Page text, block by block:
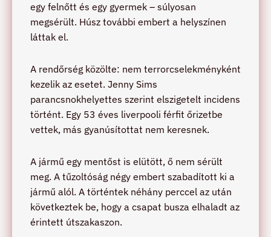
egy felnőtt és egy gyermek – súlyosan
megsérült. Húsz további embert a helyszínen
láttak el.
A rendőrség közölte: nem terrorcselekményként
kezelik az esetet. Jenny Sims
parancsnokhelyettes szerint elszigetelt incidens
történt. Egy 53 éves liverpooli férfit őrizetbe
vettek, más gyanúsítottat nem keresnek.
A jármű egy mentőst is elütött, ő nem sérült
meg. A tűzoltóság négy embert szabadított ki a
jármű alól. A történtek néhány perccel az után
következtek be, hogy a csapat busza elhaladt az
érintett útszakaszon.